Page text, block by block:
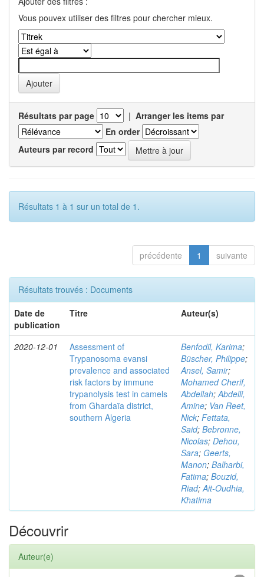
Vous pouvex utiliser des filtres pour chercher mieux.
Résultats par page | Arranger les items par
En order
Auteurs par record
Résultats 1 à 1 sur un total de 1.
précédente 1 suivante
Résultats trouvés : Documents
Date de
publication
Titre Auteur(s)
2020-12-01
Assessment of
Trypanosoma evansi
prevalence and associated
risk factors by immune
trypanolysis test in camels
from Ghardaïa district,
southern Algeria
Benfodil, Karima;
Büscher, Philippe;
Ansel, Samir;
Mohamed Cherif,
Abdellah;Abdelli,
Amine; Van Reet,
Nick; Fettata,
Said; Bebronne,
Nicolas; Dehou,
Sara; Geerts,
Manon; Balharbi,
Fatima; Bouzid,
Riad;Ait-Oudhia,
Khatima
Découvrir
Auteur(e)